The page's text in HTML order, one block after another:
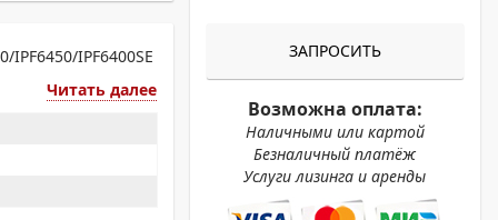
IPF6400SE
Читать далее
ЗАПРОСИТЬ
Возможна оплата:
Наличными или картой
Безналичный платёж
Услуги лизинга и аренды